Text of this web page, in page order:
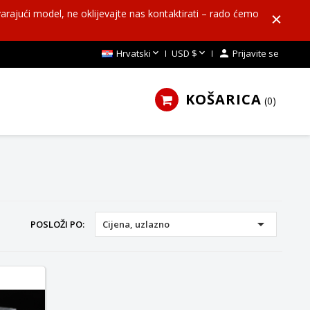
model, ne oklijevajte nas kontaktirati – rado ćemo
Hrvatski USD $  Prijavite se
KOŠARICA 0
POSLOŽI PO: Cijena, uzlazno 